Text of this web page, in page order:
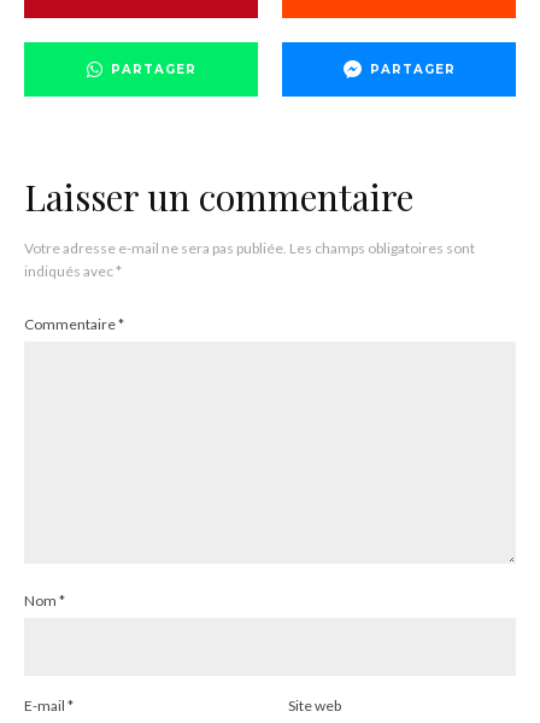
PARTAGER PARTAGER
Laisser un commentaire
Votre adresse e-mail ne sera pas publiée. Les champs obligatoires sont
indiqués avec*
Commentaire*
Nom *
E-mail * Site web